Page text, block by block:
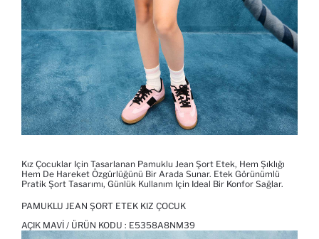
Kız Çocuklar Için Tasarlanan Pamuklu Jean Şort Etek, Hem Şıklığı
Hem De Hareket Özgürlüğünü Bir Arada Sunar. Etek Görünümlü
Pratik Şort Tasarımı, Günlük Kullanım Için Ideal Bir Konfor Sağlar.
PAMUKLU JEAN ŞORT ETEK KIZ ÇOCUK
AÇIK MAVI / ÜRÜN KODU : E5358A8NM39